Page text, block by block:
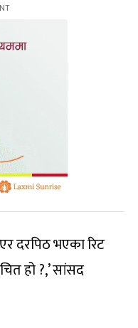
दरपिठ भएका रिट
हो ?,’ सांसद